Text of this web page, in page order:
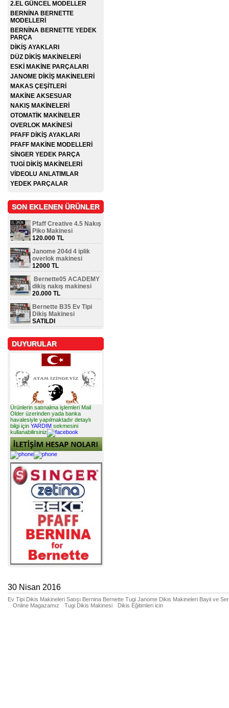
2.EL GÜNCEL MODELLER
BERNİNA BERNETTE
MODELLERİ
BERNİNA BERNETTE YEDEK
PARÇA
DİKİŞ AYAKLARI
DÜZ DİKİŞ MAKİNELERİ
ESKİ MAKİNE PARÇALARI
JANOME DİKİŞ MAKİNELERİ
MAKAS ÇEŞİTLERİ
MAKİNE AKSESUAR
NAKIŞ MAKİNELERİ
OTOMATİK MAKİNELER
OVERLOK MAKİNESİ
PFAFF DİKİŞ AYAKLARI
PFAFF MAKİNE MODELLERİ
SİNGER YEDEK PARÇA
TUGİ DİKİŞ MAKİNELERİ
VİDEOLU ANLATIMLAR
YEDEK PARÇALAR
SON EKLENEN ÜRÜNLER
Pfaff Creative 4.5 Nakış
Piko Makinesi
120.000 TL
Janome 204d 4 iplik
overlok makinesi
12000 TL
Bernette05 ACADEMY
dikiş nakış makinesi
20.000 TL
Bernette B35 Ev Tipi
Dikiş Makinesi
SATILDI
DUYURULAR
Ürünlerin satınalma işlemleri Mail
Older üzerinden yada banka
havalesiyle yapılmaktadır detaylı
bilgi için YARDIM sekmesini
kullanabilirsiniz
30 Nisan 2016
Ev Tipi Dikis Makineleri Satışı Bernina Bernette Tugi Janome Dikis Makineleri Bayii ve
Online Magazamız
Tugi Dikis Makinesi Dikis Eğitimleri icin